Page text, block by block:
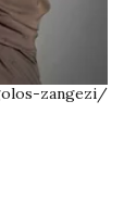
zangezi/